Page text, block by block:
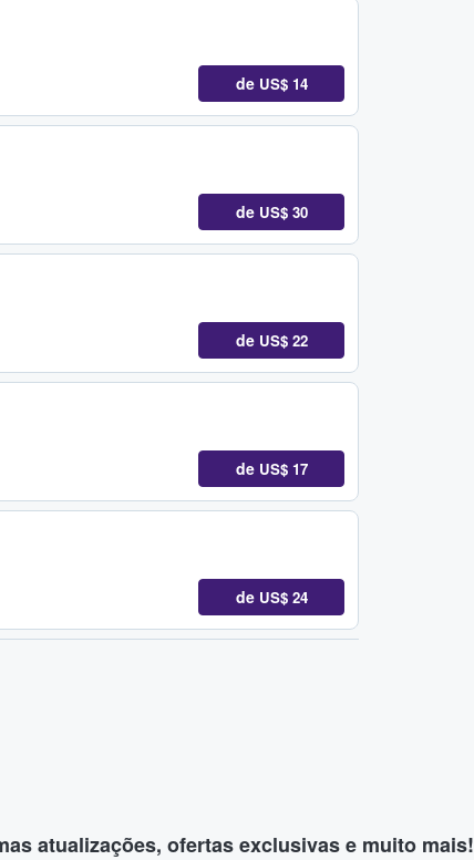
de US$ 14
de US$ 30
de US$ 22
de US$ 17
de US$ 24
atualizações, ofertas exclusivas e muito mais!